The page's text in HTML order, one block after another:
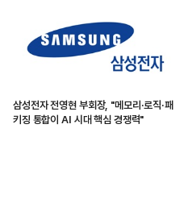
삼성전자 전영현 부회장, "메모리·로직·패
키징 통합이 AI 시대 핵심 경쟁력"